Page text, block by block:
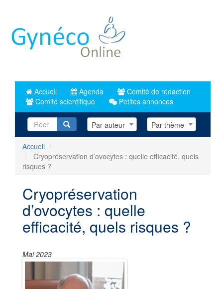
principal
Accueil Agenda
Comité de rédaction
Comité scientifique
Petites annonces
RecherchePar auteur Par thème
Accueil
Cryopréservation d’ovocytes : quelle efficacité, quels
risques ?
Cryopréservation
d’ovocytes : quelle
efficacité, quels risques ?
Mai 2023